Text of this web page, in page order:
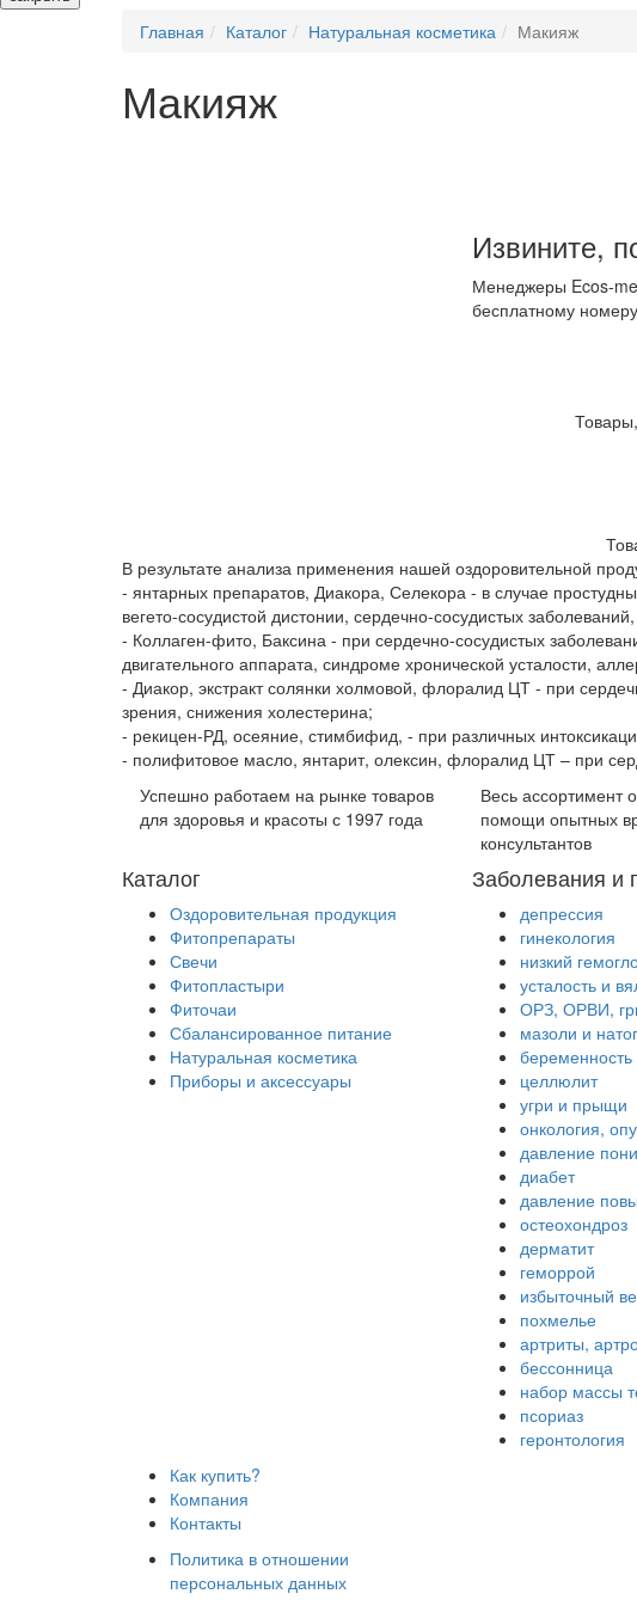
Главная
Каталог Натуральная косметика Макияж
Макияж
Извините,
Менеджеры Ecos-
бесплатному
В результате анализа применения нашей оздоровительной
- янтарных препаратов, Диакора, Селекора - в случае
вегето-сосудистой дистонии, сердечно-сосудистых
- Коллаген-фито, Баксина - при сердечно-сосудистых
двигательного аппарата, синдроме хронической усталости,
- Диакор, экстракт солянки холмовой, флоралид ЦТ - при
зрения, снижения холестерина;
- рекицен-РД, осеяние, стимбифид, - при различных
- полифитовое масло, янтарит, олексин, флоралид ЦТ – при
Успешно работаем на рынке товаров
для здоровья и красоты с 1997 года
Весь ассортимент
помощи опытных
консультантов
Каталог
Оздоровительная продукция
Фитопрепараты
Свечи
Фитопластыри
Фиточаи
Сбалансированное питание
Натуральная косметика
Приборы и аксессуары
Заболевания и
депрессия
гинекология
низкий
усталость и
ОРЗ, ОРВИ,
мазоли и
беременность
целлюлит
угри и прыщи
онкология,
давление
диабет
давление
остеохондроз
дерматит
геморрой
избыточный
похмелье
артриты,
бессонница
набор массы
псориаз
геронтология
Как купить?
Компания
Контакты
Политика в отношении
персональных данных